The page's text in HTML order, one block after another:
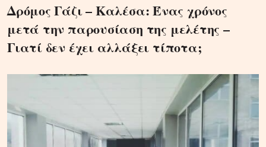
Δρόμος Γάζι – Καλέσα: Ένας χρόνος
μετά την παρουσίαση της μελέτης –
Γιατί δεν έχει αλλάξει τίποτα;